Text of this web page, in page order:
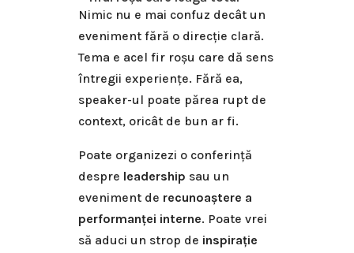
Nimic nu e mai confuz decât un
eveniment fără o direcție clară.
Tema e acel fir roșu care dă sens
întregii experiențe. Fără ea,
speaker-ul poate părea rupt de
context, oricât de bun ar fi.
Poate organizezi o conferință
despre leadership sau un
eveniment de recunoaștere a
performanței interne. Poate vrei
să aduci un strop de inspirație